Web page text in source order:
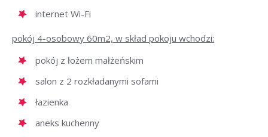
internet Wi-Fi
pokój 4-osobowy 60m2, w skład pokoju wchodzi:
pokój z łożem małżeńskim
salon z 2 rozkładanymi sofami
łazienka
aneks kuchenny